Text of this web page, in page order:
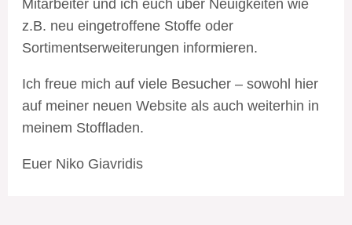
Mitarbeiter und ich euch über Neuigkeiten wie
z.B. neu eingetroffene Stoffe oder
Sortimentserweiterungen informieren.
Ich freue mich auf viele Besucher – sowohl hier
auf meiner neuen Website als auch weiterhin in
meinem Stoffladen.
Euer Niko Giavridis